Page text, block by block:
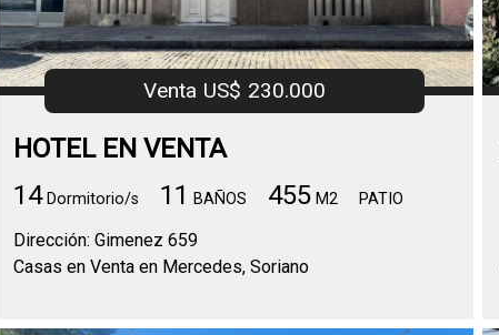
Venta US$ 230.000
HOTEL EN VENTA
14Dormitorio/s 11 BAÑOS 455 M2 PATIO
Dirección: Gimenez 659
Casas en Venta en Mercedes, Soriano